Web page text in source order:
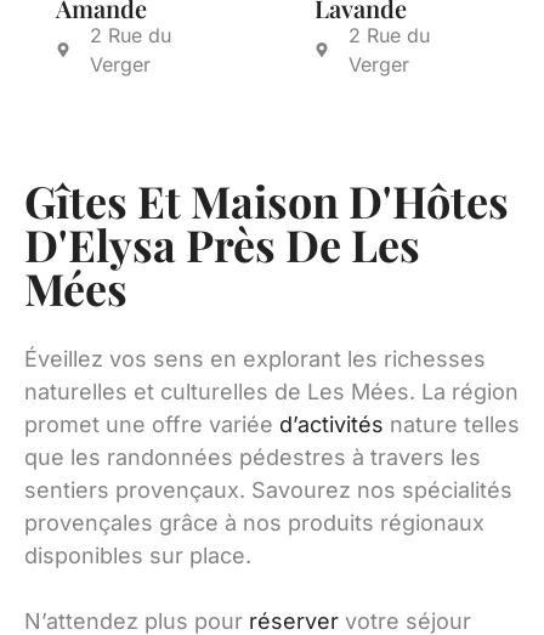
Amande
2 Rue du
Verger
Lavande
2 Rue du
Verger
Gîtes Et Maison D'Hôtes
D'Elysa Près De Les
Mées
Éveillez vos sens en explorant les richesses
naturelles et culturelles de Les Mées. La région
promet une offre variée d’activités nature telles
que les randonnées pédestres à travers les
sentiers provençaux. Savourez nos spécialités
provençales grâce à nos produits régionaux
disponibles sur place.
N’attendez plus pour réserver votre séjour